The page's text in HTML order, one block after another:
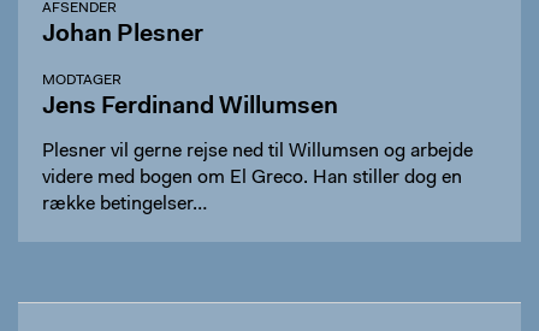
AFSENDER
Johan Plesner
MODTAGER
Jens Ferdinand Willumsen
Plesner vil gerne rejse ned til Willumsen og arbejde
videre med bogen om El Greco. Han stiller dog en
række betingelser…